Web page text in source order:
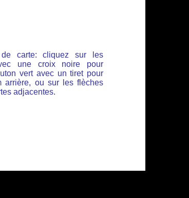
de carte: cliquez sur les
une croix noire pour
vert avec un tiret pour
arrière, ou sur les flèches
adjacentes.